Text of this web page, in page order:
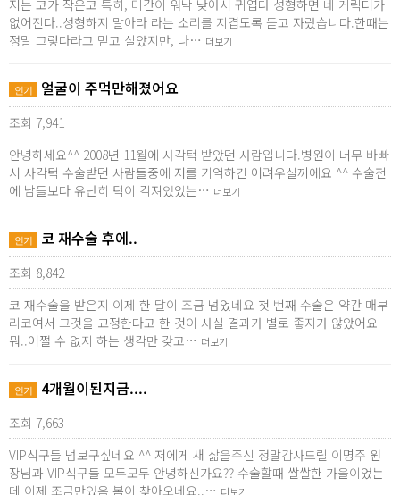
저는 코가 작은코 특히, 미간이 워낙 낮아서 귀엽다 성형하면 네 케릭터가
없어진다..성형하지 말아라 라는 소리를 지겹도록 듣고 자랐습니다.한때는
정말 그렇다라고 믿고 살았지만, 나… 더보기
인기 얼굴이 주먹만해졌어요
조회 7,941
안녕하세요^^ 2008년 11월에 사각턱 받았던 사람입니다.병원이 너무 바빠
서 사각턱 수술받던 사람들중에 저를 기억하긴 어려우실꺼에요 ^^ 수술전
에 남들보다 유난히 턱이 각져있었는… 더보기
인기 코 재수술 후에..
조회 8,842
코 재수술을 받은지 이제 한 달이 조금 넘었네요 첫 번째 수술은 약간 매부
리코여서 그것을 교정한다고 한 것이 사실 결과가 별로 좋지가 않았어요
뭐..어쩔 수 없지 하는 생각만 갖고… 더보기
인기 4개월이된지금....
조회 7,663
VIP식구들 넘보구싶네요 ^^ 저에게 새 삶을주신 정말감사드릴 이명주 원
장님과 VIP식구들 모두모두 안녕하신가요?? 수술할때 쌀쌀한 가을이었는
데 이제 조금만있음 봄이 찾아오네요..… 더보기